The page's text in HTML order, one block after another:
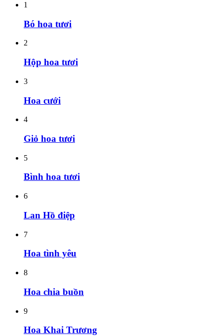
1
Bó hoa tươi
2
Hộp hoa tươi
3
Hoa cưới
4
Giỏ hoa tươi
5
Bình hoa tươi
6
Lan Hồ điệp
7
Hoa tình yêu
8
Hoa chia buồn
9
Hoa Khai Trương